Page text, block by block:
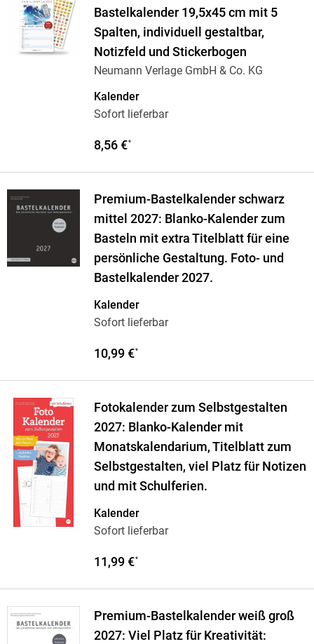
Bastelkalender 19,5x45 cm mit 5
Spalten, individuell gestaltbar,
Notizfeld und Stickerbogen
Neumann Verlage GmbH & Co. KG
Kalender
Sofort lieferbar
8,56 €*
Premium-Bastelkalender schwarz
mittel 2027: Blanko-Kalender zum
Basteln mit extra Titelblatt für eine
persönliche Gestaltung. Foto- und
Bastelkalender 2027.
Kalender
Sofort lieferbar
10,99 €*
Fotokalender zum Selbstgestalten
2027: Blanko-Kalender mit
Monatskalendarium, Titelblatt zum
Selbstgestalten, viel Platz für Notizen
und mit Schulferien.
Kalender
Sofort lieferbar
11,99 €*
Premium-Bastelkalender weiß groß
2027: Viel Platz für Kreativität: